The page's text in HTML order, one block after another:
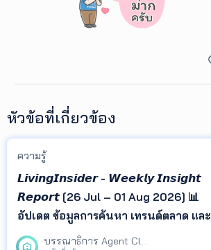
หัวข้อที่เกี่ยวข้อง
ความรู้
𝙇𝙞𝙫𝙞𝙣𝙜𝙄𝙣𝙨𝙞𝙙𝙚𝙧 - 𝙒𝙚𝙚𝙠𝙡𝙮 𝙄𝙣𝙨𝙞𝙜𝙝𝙩
𝙍𝙚𝙥𝙤𝙧𝙩 [26 Jul – 01 Aug 2026] 📊
อัปเดต ข้อมูลการค้นหา เทรนด์ตลาด และ
ทำเลยอดนิยม จาก LivingInsider พร้อม
บรรณาธิการ Agent Club